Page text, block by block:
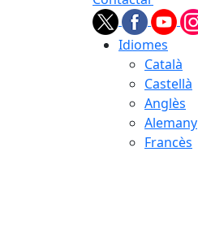
Idiomes
Català
Castellà
Anglès
Alemany
Francès